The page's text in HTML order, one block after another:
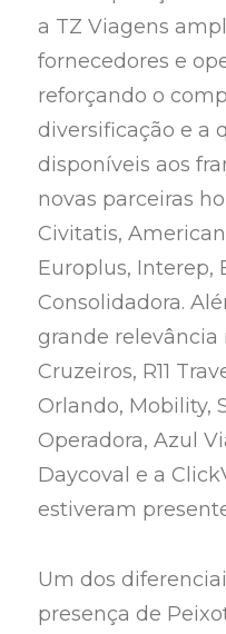
a TZ Viagens
fornecedores e
reforçando o
diversificação e a
disponíveis aos
novas parceiras
Civitatis,
Europlus, Interep,
Consolidadora.
grande relevância
Cruzeiros, R11
Orlando, Mobility,
Operadora, Azul
Daycoval e a
estiveram
Um dos
presença de